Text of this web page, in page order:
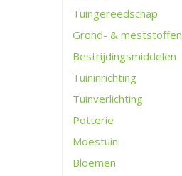
Tuingereedschap
Grond- & meststoffen
Bestrijdingsmiddelen
Tuininrichting
Tuinverlichting
Potterie
Moestuin
Bloemen